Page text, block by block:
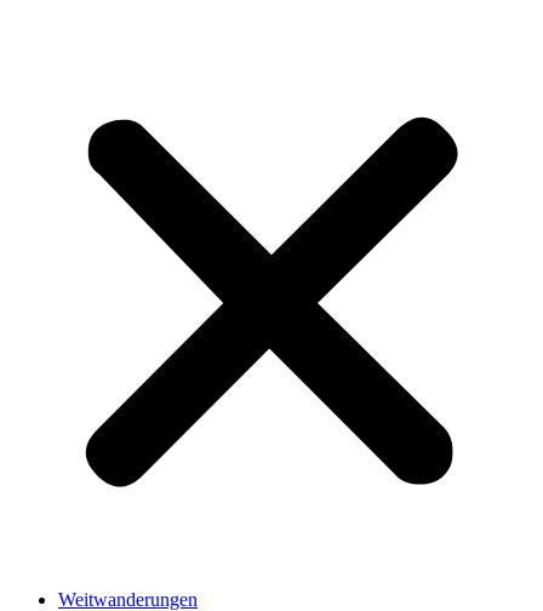
Weitwanderungen